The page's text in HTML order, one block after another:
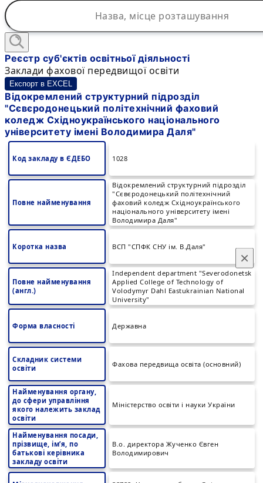
×
Реєстр суб'єктів освітньої діяльності
Заклади фахової передвищої освіти
Експорт в EXCEL
Відокремлений структурний підрозділ
"Сєвєродонецький політехнічний фаховий
коледж Східноукраїнського національного
університету імені Володимира Даля"
Код закладу в ЄДЕБО 1028
Повне найменування
Відокремлений структурний підрозділ
"Сєвєродонецький політехнічний
фаховий коледж Східноукраїнського
національного університету імені
Володимира Даля"
Коротка назва ВСП "СПФК СНУ ім. В.Даля"
Повне найменування
(англ.)
Independent department "Severodonetsk
Applied College of Technology of
Volodymyr Dahl Eastukrainian National
University"
Форма власності Державна
Складник системи
освіти
Фахова передвища освіта (основний)
Найменування органу,
до сфери управління
якого належить заклад
освіти
Міністерство освіти і науки України
Найменування посади,
прізвище, ім’я, по
батькові керівника
закладу освіти
В.о. директора Жученко Євген
Володимирович